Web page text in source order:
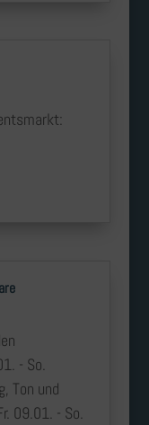
- So.
Ton und
09.01. - So.